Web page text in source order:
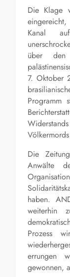
Die Klage
Kanal
über den
7. Oktober
Programm
Die
Anwälte
haben.
weiterhin
Prozess
errungen
gewonnen,